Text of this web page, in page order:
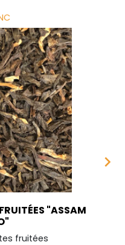
"ASSAM
fruitées
